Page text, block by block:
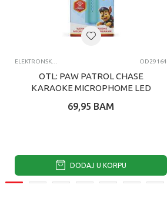
OD29164
OTL: PAW PATROL CHASE
KARAOKE MICROPHOME LED
69,95 BAM
DODAJ U KORPU